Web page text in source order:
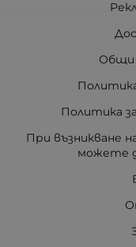
Общи
Политика
При възникване
можете